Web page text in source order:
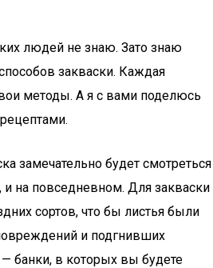
людей не знаю. Зато знаю
закваски. Каждая
методы. А я с вами поделюсь
замечательно будет смотреться
и на повседневном. Для закваски
сортов, что бы листья были
и подгнивших
банки, в которых вы будете